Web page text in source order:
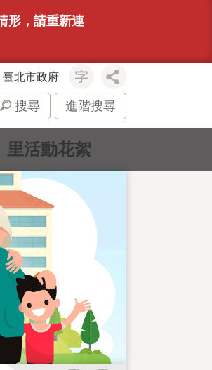
形，請重新連
臺北市政府
搜尋 進階搜尋
里活動花絮